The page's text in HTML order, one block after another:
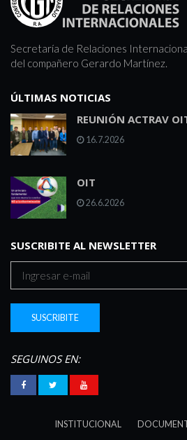
Secretaría de Relaciones
del compañero Gerardo Martínez.
ÚLTIMAS NOTICIAS
REUNIÓN ACTRAV
16.7.2026
OIT
26.6.2026
SUSCRIBITE AL NEWSLETTER
SEGUINOS EN:
INSTITUCIONAL